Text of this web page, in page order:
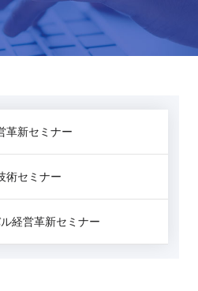
革新セミナー
術セミナー
経営革新セミナー